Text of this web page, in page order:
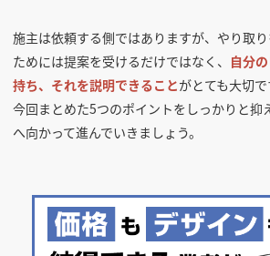
施主は依頼する側ではありますが、やり取
ためには提案を受けるだけではなく、 自分
持ち、それを説明できることがとても大切で
今回まとめた5つのポイントをしっかりと抑
へ向かって進んでいきましょう。